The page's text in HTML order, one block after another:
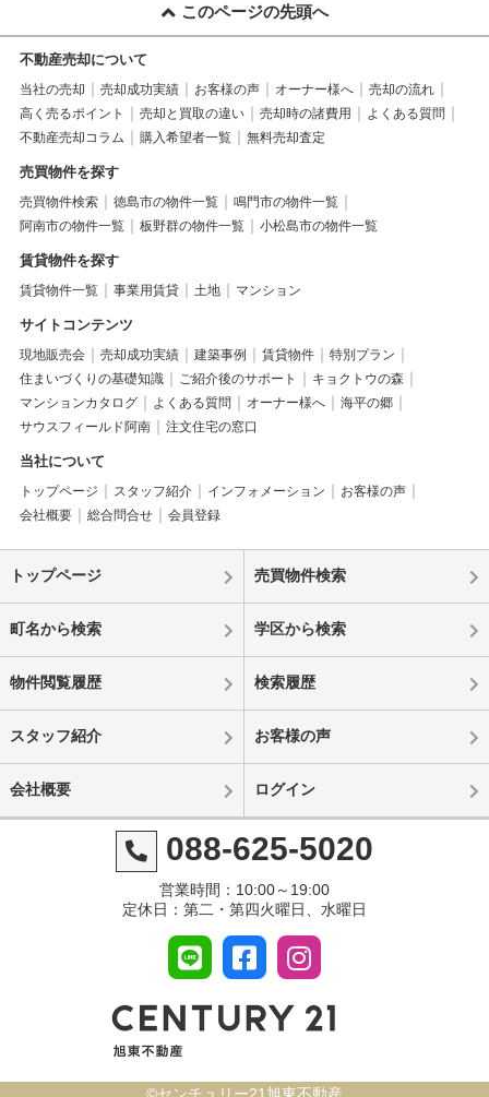
このページの先頭へ
不動産売却について
当社の売却 売却成功実績 お客様の声 オーナー様へ
売却の流れ
高く売るポイント
売却と買取の違い 売却時の諸費用
よくある質問
不動産売却コラム
購入希望者一覧 無料売却査定
売買物件を探す
売買物件検索 徳島市の物件一覧
鳴門市の物件一覧
阿南市の物件一覧
板野群の物件一覧 小松島市の物件一覧
賃貸物件を探す
賃貸物件一覧 事業用賃貸 土地 マンション
サイトコンテンツ
現地販売会 売却成功実績 建築事例 賃貸物件
特別プラン
住まいづくりの基礎知識
ご紹介後のサポート
キョクトウの森
マンションカタログ
よくある質問 オーナー様へ
海平の郷
サウスフィールド阿南
注文住宅の窓口
当社について
トップページ スタッフ紹介 インフォメーション
お客様の声
会社概要
総合問合せ 会員登録
トップページ 売買物件検索
町名から検索 学区から検索
物件閲覧履歴 検索履歴
スタッフ紹介 お客様の声
会社概要 ログイン
088-625-5020
営業時間：10:00～19:00
定休日：第二・第四火曜日、水曜日